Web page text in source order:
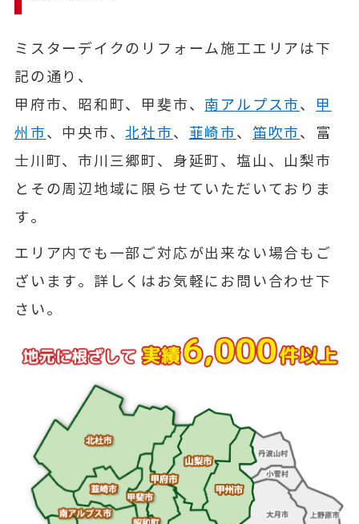
ミスターデイクのリフォーム施工エリアは下
記の通り、
甲府市、昭和町、甲斐市、 南アルプス市、 甲
州市、中央市、北社市、 韮崎市、 笛吹市、富
士川町、市川三郷町、身延町、塩山、山梨市
とその周辺地域に限らせていただいておりま
す。
エリア内でも一部ご対応が出来ない場合もご
ざいます。詳しくはお気軽にお問い合わせ下
さい。